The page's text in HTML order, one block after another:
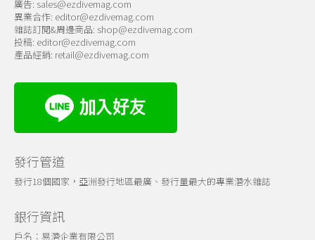
廣告: sales@ezdivemag.com
異業合作: editor@ezdivemag.com
雜誌訂閱&周邊商品: shop@ezdivemag.com
投稿: editor@ezdivemag.com
產品經銷: retail@ezdivemag.com
發行管道
發行18個國家，亞洲發行地區最廣、發行量最大的專業潛水雜誌
銀行資訊
戶名：易潛企業有限公司